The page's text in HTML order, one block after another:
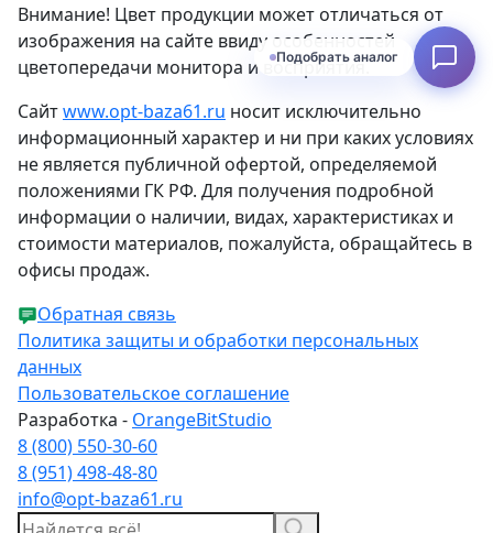
Внимание! Цвет продукции может отличаться от
изображения на сайте ввиду особенностей
цветопередачи монитора и восприятия.
Сайтwww.opt-baza61.ru носит исключительно
информационный характер и ни при каких условиях
не является публичной офертой, определяемой
положениями ГК РФ. Для получения подробной
информации о наличии, видах, характеристиках и
стоимости материалов, пожалуйста, обращайтесь в
офисы продаж.
Обратная связь
Политика защиты и обработки персональных
данных
Пользовательское соглашение
Разработка - OrangeBitStudio
8 (800) 550-30-60
8 (951) 498-48-80
info@opt-baza61.ru
Подобрать аналог